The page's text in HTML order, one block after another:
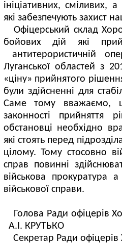
ініціативних, сміливих,
які забезпечують захист
Офіцерський склад
бойових дій які
антитерористичній
Луганської областей з
«ціну» прийнятого
були здійсненні для
Саме тому вважаємо,
законності
обстановці необхідно
які стоять перед
цілому. Тому стосовно
справ повинні
військова прокуратура
військової справи.
Голова Ради
А.І. КРУТЬКО
Секретар Ради